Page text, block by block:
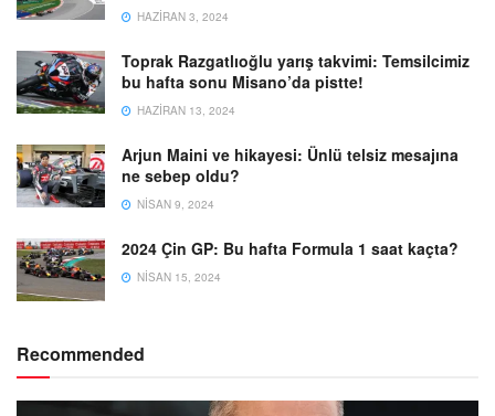
HAZIRAN 3, 2024
Toprak Razgatlıoğlu yarış takvimi: Temsilcimiz
bu hafta sonu Misano’da pistte!
HAZIRAN 13, 2024
Arjun Maini ve hikayesi: Ünlü telsiz mesajına
ne sebep oldu?
NISAN 9, 2024
2024 Çin GP: Bu hafta Formula 1 saat kaçta?
NISAN 15, 2024
Recommended